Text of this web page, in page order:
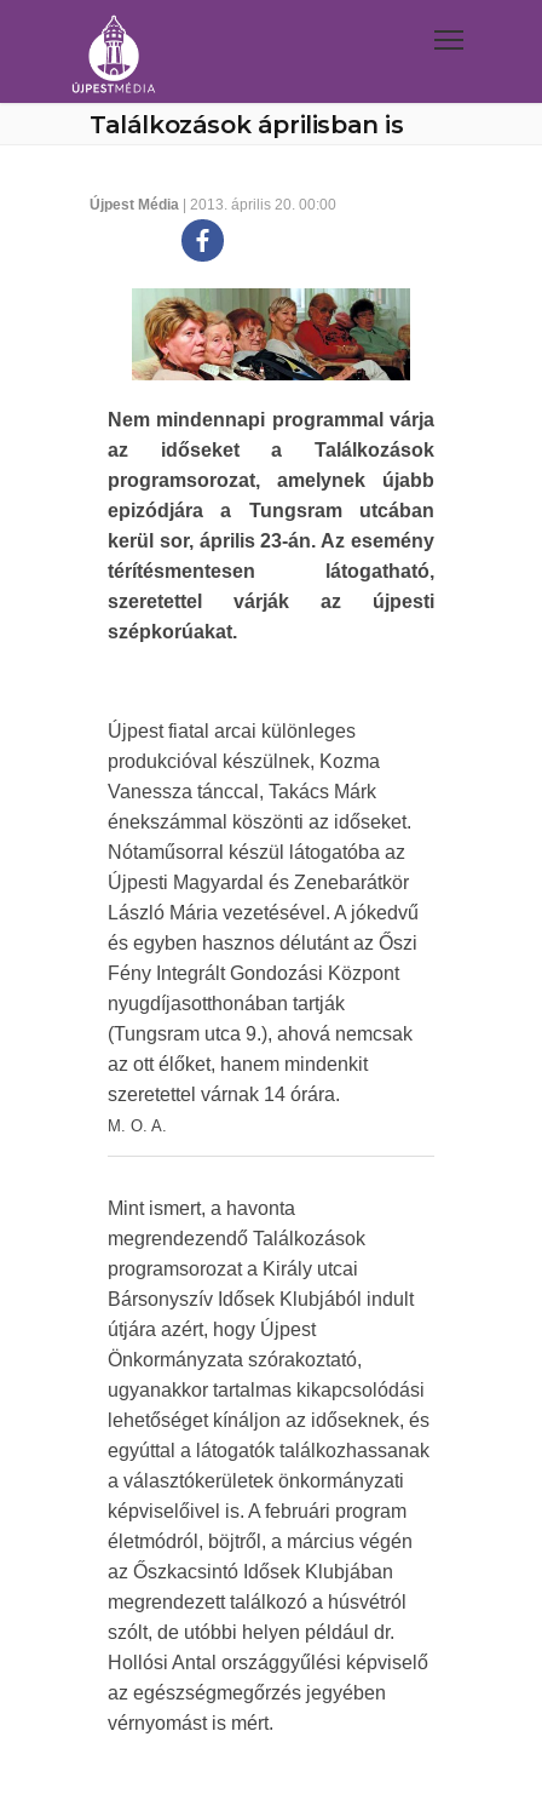
Találkozások áprilisban is
Újpest Média | 2013. április 20. 00:00
Nem mindennapi programmal várja
az időseket a Találkozások
programsorozat, amelynek újabb
epizódjára a Tungsram utcában
kerül sor, április 23-án. Az esemény
térítésmentesen látogatható,
szeretettel várják az újpesti
szépkorúakat.
Újpest fiatal arcai különleges
produkcióval készülnek, Kozma
Vanessza tánccal, Takács Márk
énekszámmal köszönti az időseket.
Nótaműsorral készül látogatóba az
Újpesti Magyardal és Zenebarátkör
László Mária vezetésével. A jókedvű
és egyben hasznos délutánt az Őszi
Fény Integrált Gondozási Központ
nyugdíjasotthonában tartják
(Tungsram utca 9.), ahová nemcsak
az ott élőket, hanem mindenkit
szeretettel várnak 14 órára.
M. O. A.
Mint ismert, a havonta
megrendezendő Találkozások
programsorozat a Király utcai
Bársonyszív Idősek Klubjából indult
útjára azért, hogy Újpest
Önkormányzata szórakoztató,
ugyanakkor tartalmas kikapcsolódási
lehetőséget kínáljon az időseknek, és
egyúttal a látogatók találkozhassanak
a választókerületek önkormányzati
képviselőivel is. A februári program
életmódról, böjtről, a március végén
az Őszkacsintó Idősek Klubjában
megrendezett találkozó a húsvétról
szólt, de utóbbi helyen például dr.
Hollósi Antal országgyűlési képviselő
az egészségmegőrzés jegyében
vérnyomást is mért.